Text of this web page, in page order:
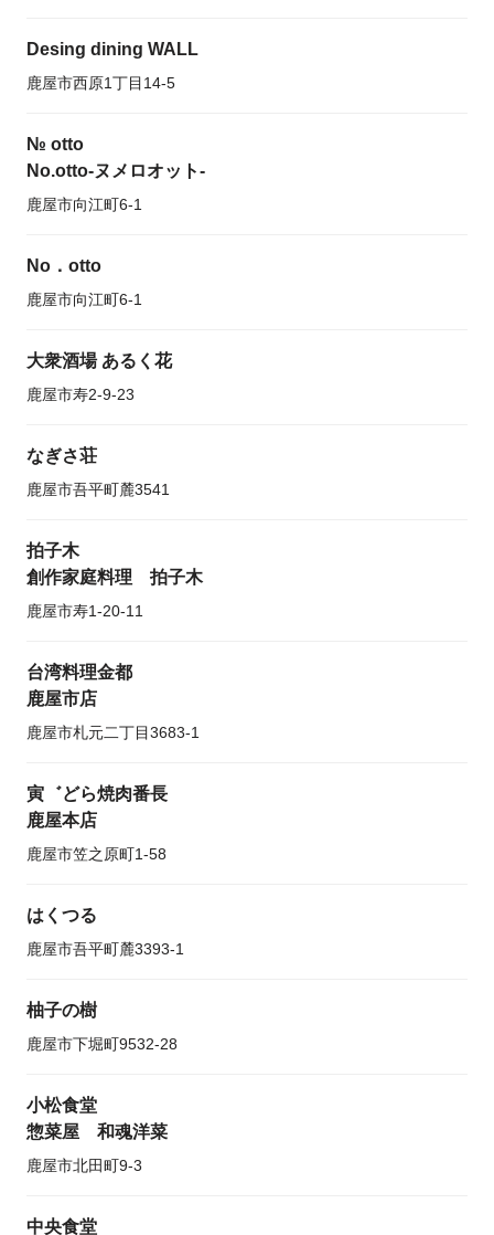
Desing dining WALL
鹿屋市西原1丁目14-5
№ otto
No.otto-ヌメロオット-
鹿屋市向江町6-1
No．otto
鹿屋市向江町6-1
大衆酒場 あるく花
鹿屋市寿2-9-23
なぎさ荘
鹿屋市吾平町麓3541
拍子木
創作家庭料理 拍子木
鹿屋市寿1-20-11
台湾料理金都
鹿屋市店
鹿屋市札元二丁目3683-1
寅゛どら焼肉番長
鹿屋本店
鹿屋市笠之原町1-58
はくつる
鹿屋市吾平町麓3393-1
柚子の樹
鹿屋市下堀町9532-28
小松食堂
惣菜屋 和魂洋菜
鹿屋市北田町9-3
中央食堂